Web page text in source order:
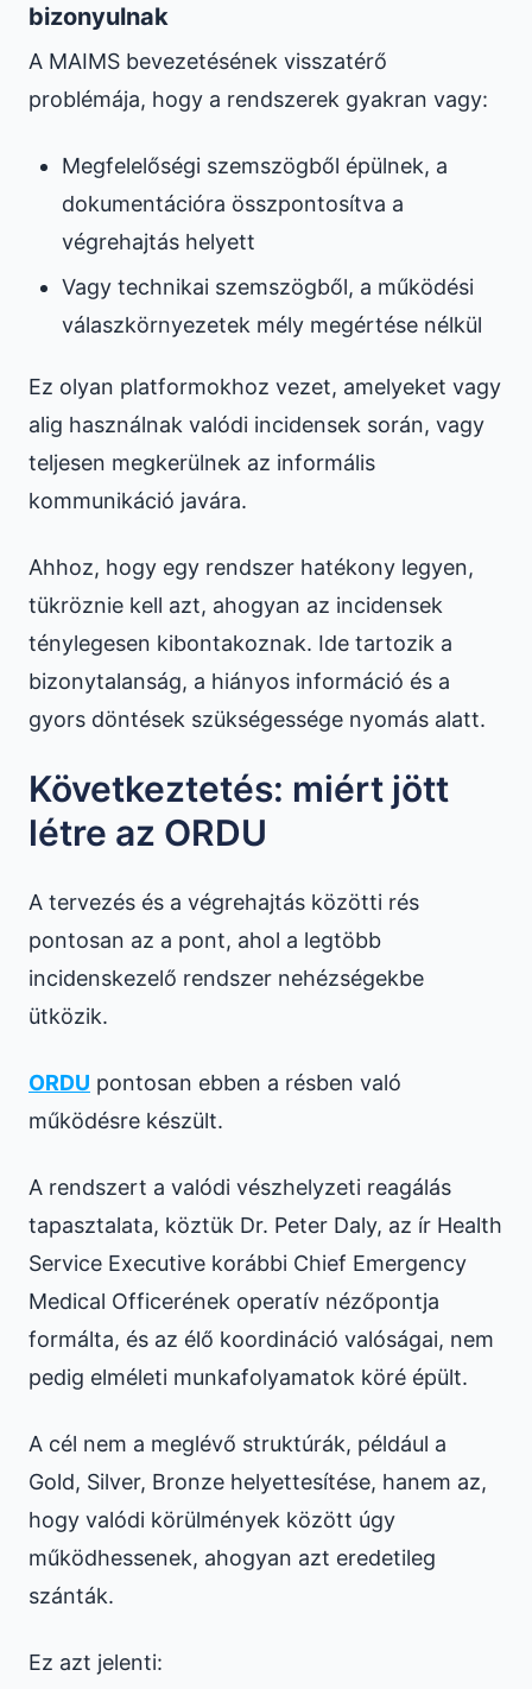
bizonyulnak
A MAIMS bevezetésének visszatérő
problémája, hogy a rendszerek gyakran vagy:
Megfelelőségi szemszögből épülnek, a
dokumentációra összpontosítva a
végrehajtás helyett
Vagy technikai szemszögből, a működési
válaszkörnyezetek mély megértése nélkül
Ez olyan platformokhoz vezet, amelyeket vagy
alig használnak valódi incidensek során, vagy
teljesen megkerülnek az informális
kommunikáció javára.
Ahhoz, hogy egy rendszer hatékony legyen,
tükröznie kell azt, ahogyan az incidensek
ténylegesen kibontakoznak. Ide tartozik a
bizonytalanság, a hiányos információ és a
gyors döntések szükségessége nyomás alatt.
Következtetés: miért jött
létre az ORDU
A tervezés és a végrehajtás közötti rés
pontosan az a pont, ahol a legtöbb
incidenskezelő rendszer nehézségekbe
ütközik.
ORDU pontosan ebben a résben való
működésre készült.
A rendszert a valódi vészhelyzeti reagálás
tapasztalata, köztük Dr. Peter Daly, az ír Health
Service Executive korábbi Chief Emergency
Medical Officerének operatív nézőpontja
formálta, és az élő koordináció valóságai, nem
pedig elméleti munkafolyamatok köré épült.
A cél nem a meglévő struktúrák, például a
Gold, Silver, Bronze helyettesítése, hanem az,
hogy valódi körülmények között úgy
működhessenek, ahogyan azt eredetileg
szánták.
Ez azt jelenti: